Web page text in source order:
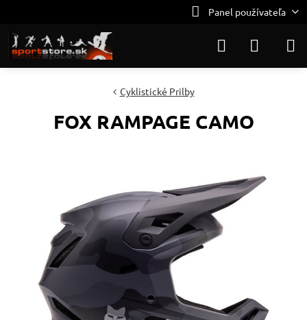
Panel používateľa
Cyklistické Prilby
FOX RAMPAGE CAMO